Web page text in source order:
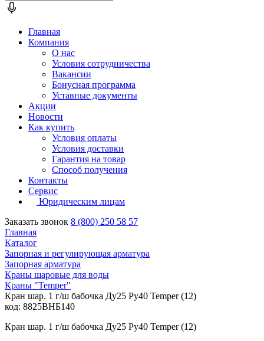
Главная
Компания
О нас
Условия сотрудничества
Вакансии
Бонусная программа
Уставные документы
Акции
Новости
Как купить
Условия оплаты
Условия доставки
Гарантия на товар
Способ получения
Контакты
Сервис
Юридическим лицам
Заказать звонок 8 (800) 250 58 57
Главная
Каталог
Запорная и регулирующая арматура
Запорная арматура
Краны шаровые для воды
Краны "Temper"
Кран шар. 1 г/ш бабочка Ду25 Ру40 Temper (12)
код: 8825ВНБ140
Кран шар. 1 г/ш бабочка Ду25 Ру40 Temper (12)